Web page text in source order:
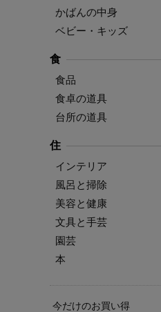
かばんの中身
ベビー・キッズ
食
食品
食卓の道具
台所の道具
住
インテリア
風呂と掃除
美容と健康
文具と手芸
園芸
本
今だけのお買い得